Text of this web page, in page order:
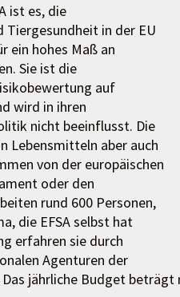
ist es, die
in der EU
ein hohes Maß an
Sie ist die
auf
wird in ihren
nicht beeinflusst. Die
Lebensmitteln aber auch
von der europäischen
oder den
rund 600 Personen,
die EFSA selbst hat
erfahren sie durch
Agenturen der
jährliche Budget beträgt